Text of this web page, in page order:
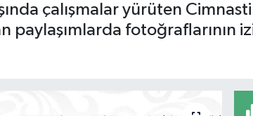
çalışmalar yürüten
paylaşımlarda fotoğraflarının